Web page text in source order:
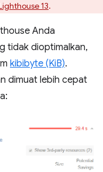
13.
Anda
tidak dioptimalkan,
kibibyte (KiB).
dimuat lebih cepat